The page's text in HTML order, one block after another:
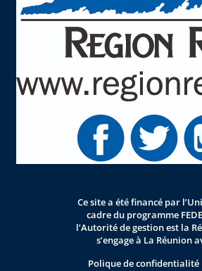
Ce site a été financé par
cadre du programme
l’Autorité de gestion est la
s’engage à La Réunion
Polique de confidentialité